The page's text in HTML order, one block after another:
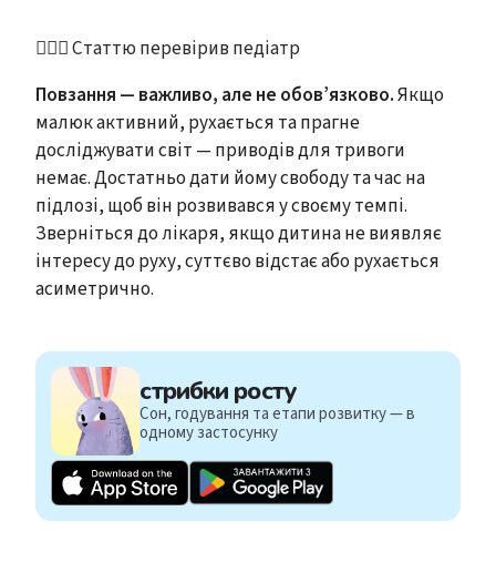
👩🏻‍⚕️ Статтю перевірив педіатр
Повзання — важливо, але не обов’язково.Якщо
малюк активний, рухається та прагне
досліджувати світ — приводів для тривоги
немає. Достатньо дати йому свободу та час на
підлозі, щоб він розвивався у своєму темпі.
Зверніться до лікаря, якщо дитина не виявляє
інтересу до руху, суттєво відстає або рухається
асиметрично.
стрибки росту
Сон, годування та етапи розвитку — в
одному застосунку